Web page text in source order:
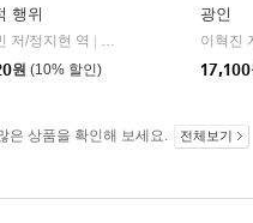
행위
저/정지현 역
코쿤북스
원 (10% 할인)
광인
이혁진
17,100
은 상품을 확인해 보세요. 전체보기